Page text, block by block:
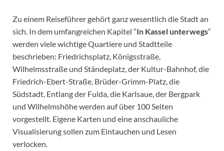
Zu einem Reiseführer gehört ganz wesentlich die Stadt an
sich. In dem umfangreichen Kapitel “In Kassel unterwegs“
werden viele wichtige Quartiere und Stadtteile
beschrieben: Friedrichsplatz, Königsstraße,
Wilhelmsstraße und Ständeplatz, der Kultur-Bahnhof, die
Friedrich-Ebert-Straße, Brüder-Grimm-Platz, die
Südstadt, Entlang der Fulda, die Karlsaue, der Bergpark
und Wilhelmshöhe werden auf über 100 Seiten
vorgestellt. Eigene Karten und eine anschauliche
Visualisierung sollen zum Eintauchen und Lesen
verlocken.